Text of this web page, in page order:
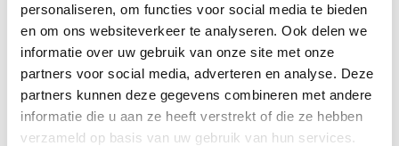
personaliseren, om functies voor social media te bieden
en om ons websiteverkeer te analyseren. Ook delen we
informatie over uw gebruik van onze site met onze
partners voor social media, adverteren en analyse. Deze
partners kunnen deze gegevens combineren met andere
informatie die u aan ze heeft verstrekt of die ze hebben
verzameld op basis van uw gebruik van hun services.
Lees verder